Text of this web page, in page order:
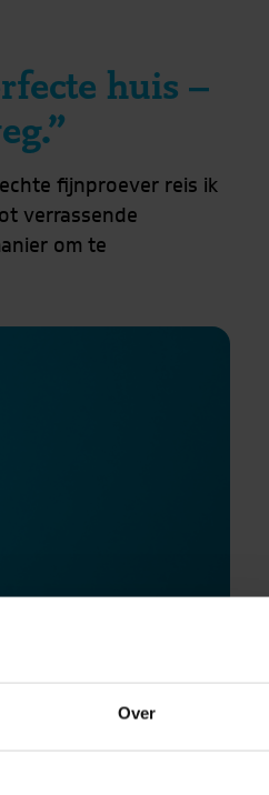
Over
huis –
fijnproever reis ik
verrassende
om te